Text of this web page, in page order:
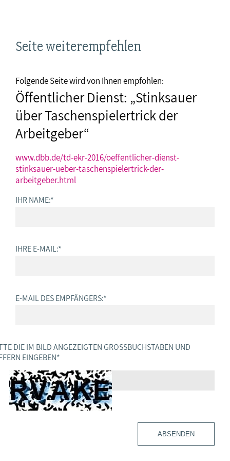
Seite weiterempfehlen
Folgende Seite wird von Ihnen empfohlen:
Öffentlicher Dienst: „Stinksauer
über Taschenspielertrick der
Arbeitgeber“
www.dbb.de/td-ekr-2016/oeffentlicher-dienst-
stinksauer-ueber-taschenspielertrick-der-
arbeitgeber.html
IHR NAME:*
IHRE E-MAIL:*
E-MAIL DES EMPFÄNGERS:*
DIE IM BILD ANGEZEIGTEN GROSSBUCHSTABEN UND Z
EINGEBEN *
ABSENDEN